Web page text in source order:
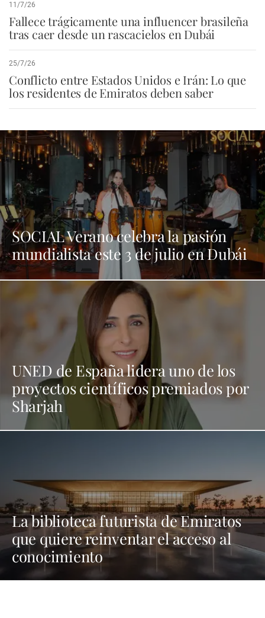
11/7/26
Fallece trágicamente una influencer brasileña
tras caer desde un rascacielos en Dubái
25/7/26
Conflicto entre Estados Unidos e Irán: Lo que
los residentes de Emiratos deben saber
SOCIAL Verano celebra la pasión
mundialista este 3 de julio en Dubái
UNED de España lidera uno de los
proyectos científicos premiados por
Sharjah
La biblioteca futurista de Emiratos
que quiere reinventar el acceso al
conocimiento